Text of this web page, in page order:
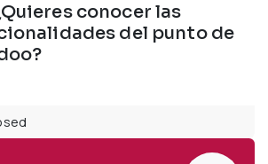
conocer las
del punto de